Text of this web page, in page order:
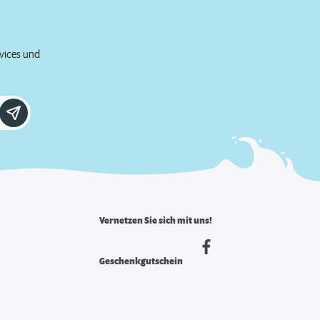
und
Vernetzen Sie sich mit uns!
Geschenkgutschein